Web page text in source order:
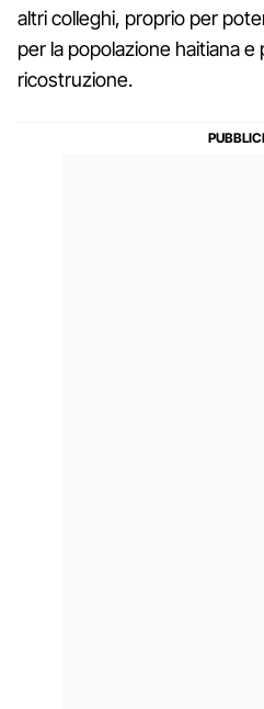
altri colleghi, proprio per
per la popolazione haitiana e
ricostruzione.